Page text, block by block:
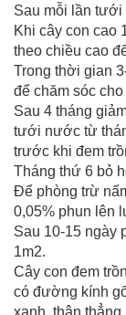
Sau mỗi lần
Khi cây con cao
theo chiều cao
Trong thời gian
để chăm sóc
Sau 4 tháng
tưới nước từ
trước khi đem
Tháng thứ 6 bỏ
Để phòng trừ
0,05% phun lên
Sau 10-15 ngày
1m2.
Cây con đem
có đường kính